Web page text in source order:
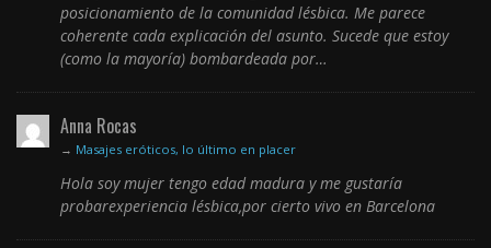
posicionamiento de la comunidad lésbica. Me parece
coherente cada explicación del asunto. Sucede que estoy
(como la mayoría) bombardeada por…
Anna Rocas
→ Masajes eróticos, lo último en placer
Hola soy mujer tengo edad madura y me gustaría
probarexperiencia lésbica,por cierto vivo en Barcelona